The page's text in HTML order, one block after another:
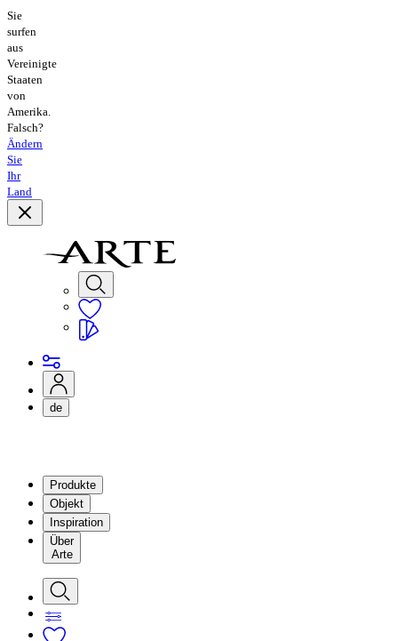
Sie
surfen
aus
Vereinigte
Staaten
von
Amerika.
Falsch?
Ändern
Sie
Ihr
Land
de
Produkte
Objekt
Inspiration
Über
Arte